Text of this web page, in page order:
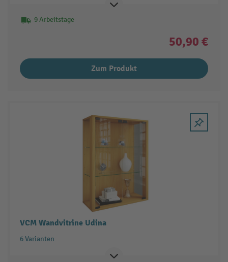
9 Arbeitstage
50,90 €
Zum Produkt
VCM Wandvitrine Udina
6 Varianten